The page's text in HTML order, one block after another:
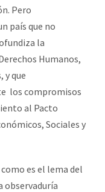
Pero
país que no
la
Humanos,
y que
los compromisos
al Pacto
Sociales y
es el lema del
observaduría